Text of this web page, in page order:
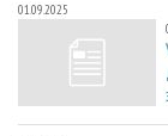
01.09.2025